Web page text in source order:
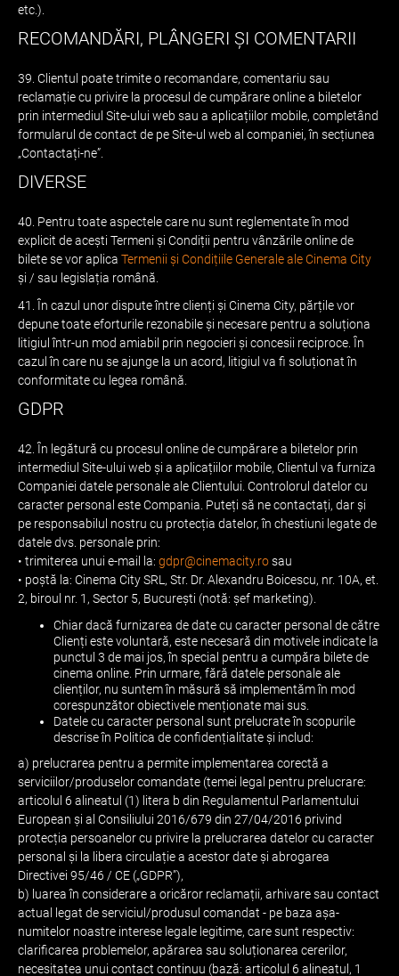
etc.).
RECOMANDĂRI, PLÂNGERI ȘI COMENTARII
39. Clientul poate trimite o recomandare, comentariu sau
reclamație cu privire la procesul de cumpărare online a biletelor
prin intermediul Site-ului web sau a aplicațiilor mobile, completând
formularul de contact de pe Site-ul web al companiei, în secțiunea
„Contactați-ne”.
DIVERSE
40. Pentru toate aspectele care nu sunt reglementate în mod
explicit de acești Termeni și Condiții pentru vânzările online de
bilete se vor aplica Termenii și Condițiile Generale ale Cinema City
și / sau legislația română.
41. În cazul unor dispute între clienți și Cinema City, părțile vor
depune toate eforturile rezonabile și necesare pentru a soluționa
litigiul într-un mod amiabil prin negocieri și concesii reciproce. În
cazul în care nu se ajunge la un acord, litigiul va fi soluționat în
conformitate cu legea română.
GDPR
42. În legătură cu procesul online de cumpărare a biletelor prin
intermediul Site-ului web și a aplicațiilor mobile, Clientul va furniza
Companiei datele personale ale Clientului. Controlorul datelor cu
caracter personal este Compania. Puteți să ne contactați, dar și
pe responsabilul nostru cu protecția datelor, în chestiuni legate de
datele dvs. personale prin:
• trimiterea unui e-mail la: gdpr@cinemacity.rosau
• poștă la: Cinema City SRL, Str. Dr. Alexandru Boicescu, nr. 10A, et.
2, biroul nr. 1, Sector 5, București (notă: șef marketing).
Chiar dacă furnizarea de date cu caracter personal de către
Clienți este voluntară, este necesară din motivele indicate la
punctul 3 de mai jos, în special pentru a cumpăra bilete de
cinema online. Prin urmare, fără datele personale ale
clienților, nu suntem în măsură să implementăm în mod
corespunzător obiectivele menționate mai sus.
Datele cu caracter personal sunt prelucrate în scopurile
descrise în Politica de confidențialitate și includ:
a) prelucrarea pentru a permite implementarea corectă a
serviciilor/produselor comandate (temei legal pentru prelucrare:
articolul 6 alineatul (1) litera b din Regulamentul Parlamentului
European și al Consiliului 2016/679 din 27/04/2016 privind
protecția persoanelor cu privire la prelucrarea datelor cu caracter
personal și la libera circulație a acestor date și abrogarea
Directivei 95/46 / CE („GDPR”),
b) luarea în considerare a oricăror reclamații, arhivare sau contact
actual legat de serviciul/produsul comandat - pe baza așa-
numitelor noastre interese legale legitime, care sunt respectiv:
clarificarea problemelor, apărarea sau soluționarea cererilor,
necesitatea unui contact continuu (bază: articolul 6 alineatul, 1